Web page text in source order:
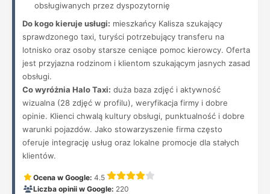
obsługiwanych przez dyspozytornię
Do kogo kieruje usługi: mieszkańcy Kalisza szukający
sprawdzonego taxi, turyści potrzebujący transferu na
lotnisko oraz osoby starsze ceniące pomoc kierowcy. Oferta
jest przyjazna rodzinom i klientom szukającym jasnych zasad
obsługi.
Co wyróżnia Halo Taxi: duża baza zdjęć i aktywność
wizualna (28 zdjęć w profilu), weryfikacja firmy i dobre
opinie. Klienci chwalą kultury obsługi, punktualność i dobre
warunki pojazdów. Jako stowarzyszenie firma często
oferuje integrację usług oraz lokalne promocje dla stałych
klientów.
Ocena w Google: 4.5
Liczba opinii w Google: 220